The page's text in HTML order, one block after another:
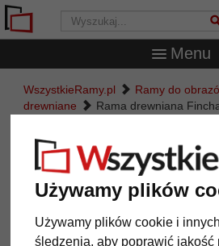
Używamy plików
Używamy plików cookie i
śledzenia, aby poprawić jakość
Menu
WszystkieRamy.pl Ramy do
drewniane
Rama drewniana
Rama
wymiar